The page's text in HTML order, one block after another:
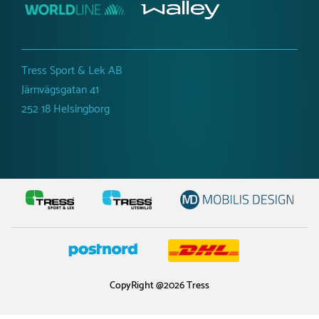
Tress Sport & Lek AB
Järnvägsgatan 41
252 18 Helsingborg
CopyRight @2026 Tress